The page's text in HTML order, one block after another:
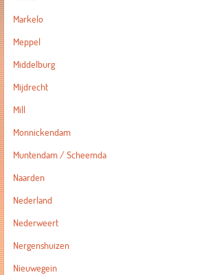
Markelo
Meppel
Middelburg
Mijdrecht
Mill
Monnickendam
Muntendam / Scheemda
Naarden
Nederland
Nederweert
Nergenshuizen
Nieuwegein